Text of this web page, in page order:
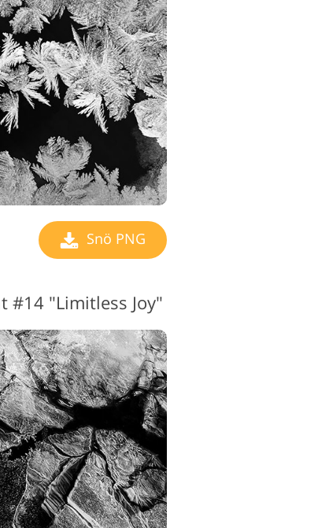
Snö PNG
#14 "Limitless Joy"